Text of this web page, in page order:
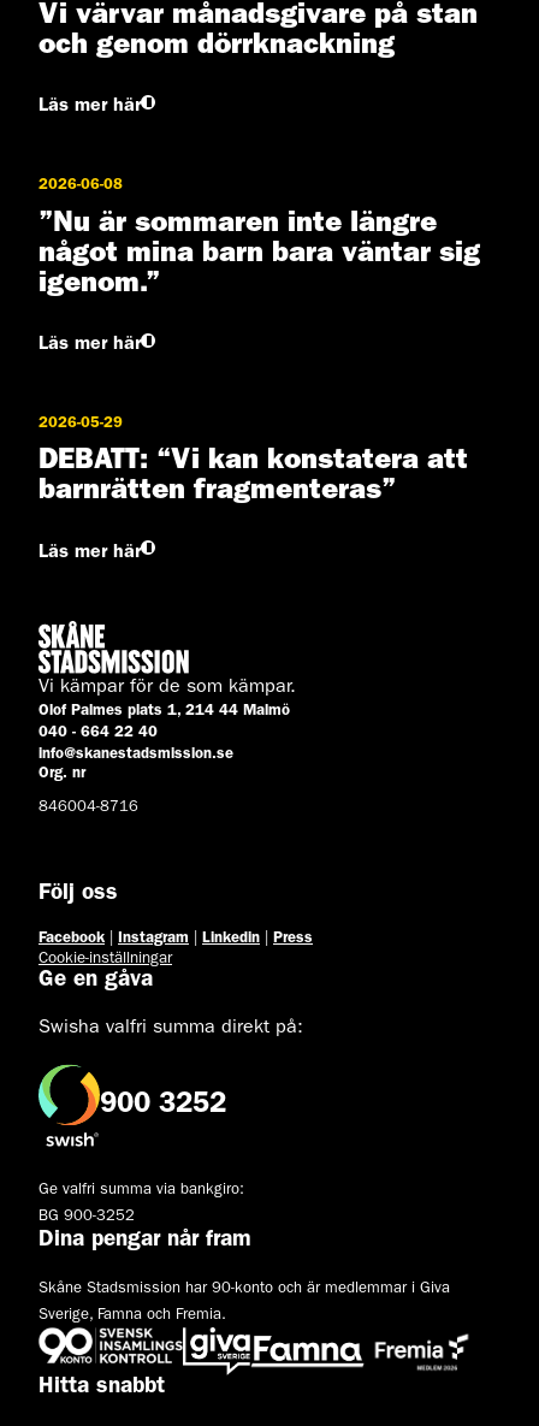
Vi värvar månadsgivare på stan
och genom dörrknackning
Läs mer här
2026-06-08
”Nu är sommaren inte längre
något mina barn bara väntar sig
igenom.”
Läs mer här
2026-05-29
DEBATT: “Vi kan konstatera att
barnrätten fragmenteras”
Läs mer här
Vi kämpar för de som kämpar.
Olof Palmes plats 1, 214 44 Malmö
040 - 664 22 40
info@skanestadsmission.se
Org. nr
846004-8716
Följ oss
Facebook Instagram Linkedin
Press
Cookie-inställningar
Ge en gåva
Swisha valfri summa direkt på:
900 3252
Ge valfri summa via bankgiro:
BG 900-3252
Dina pengar når fram
Skåne Stadsmission har 90-konto och är medlemmar i Giva
Sverige, Famna och Fremia.
Hitta snabbt